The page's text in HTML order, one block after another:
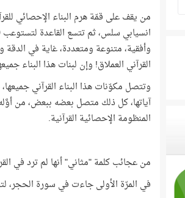
القرآني العملاق! وإن لبنات هذا البناء
وتتصل مكوّنات هذا البناء القرآني
آياتها، كل ذلك متصل بعضه ببعض، من
المنظومة الإحصائية القرآنية.
من عجائب كلمة "مثاني" أنها لم ترد في
في المرّة الأولى جاءت في سورة الحجر،